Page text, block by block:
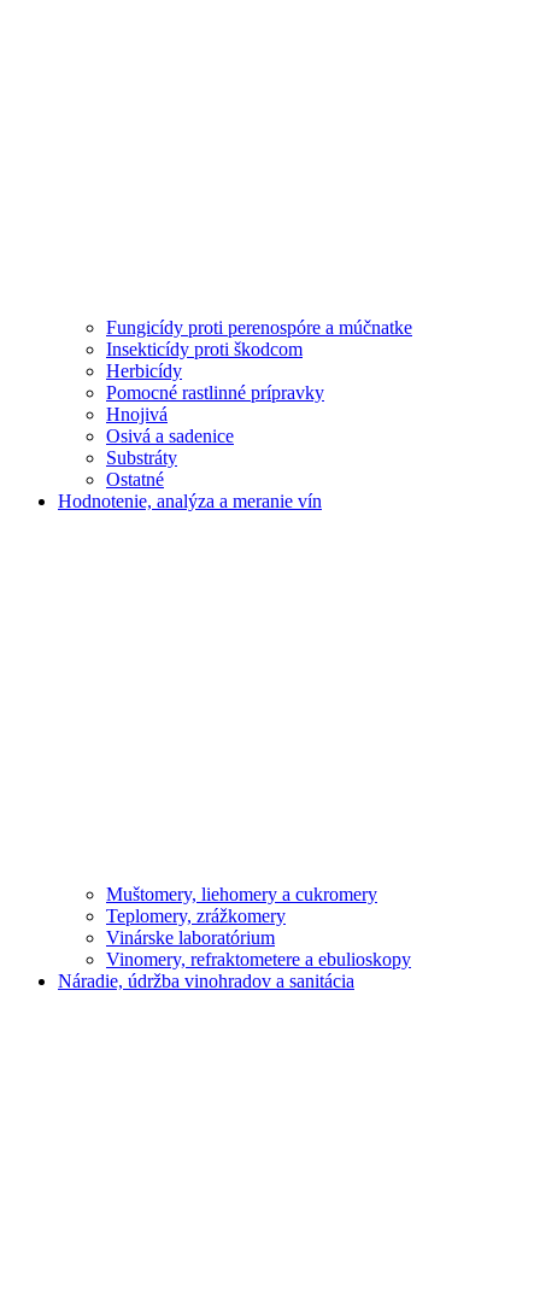
Fungicídy proti perenospóre a múčnatke
Insekticídy proti škodcom
Herbicídy
Pomocné rastlinné prípravky
Hnojivá
Osivá a sadenice
Substráty
Ostatné
Hodnotenie, analýza a meranie vín
Muštomery, liehomery a cukromery
Teplomery, zrážkomery
Vinárske laboratórium
Vinomery, refraktometere a ebulioskopy
Náradie, údržba vinohradov a sanitácia